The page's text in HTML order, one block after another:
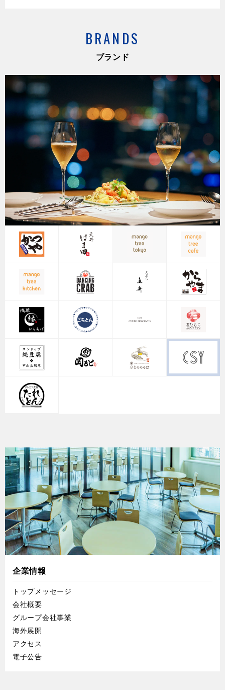
BRANDS
ブランド
企業情報
トップメッセージ
会社概要
グループ会社事業
海外展開
アクセス
電子公告